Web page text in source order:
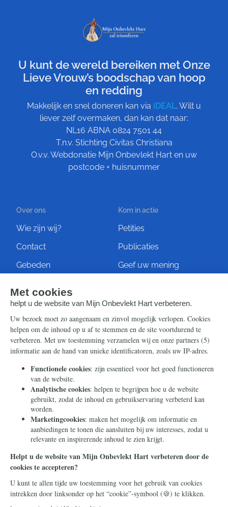
U kunt de wereld bereiken met Onze
Lieve Vrouw’s boodschap van hoop
en redding
Makkelijk en snel doneren kan via iDEAL. Wilt u
liever zelf overmaken, dan kan dat naar:
NL16 ABNA 0824 7501 44
T.n.v. Stichting Civitas Christiana
O.v.v. Webdonatie Mijn Onbevlekt Hart en uw
postcode + huisnummer
Over ons
Wie zijn wij?
Contact
Gebeden
Kom in actie
Petities
Publicaties
Geef uw mening
Steun ons
Nieuwsbrief
Eenmalig
Maandelijks
Periodiek
Nalaten
Zelf overschrijven
Info
Contact
Ontvang onze Telegram-
berichten
© 2026 Stichting Civitas Christiana
Cookieverklaring